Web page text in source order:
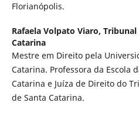
Florianópolis.
Rafaela Volpato Viaro, Tribunal
Catarina
Mestre em Direito pela
Catarina. Professora da Escola
Catarina e Juíza de Direito do
de Santa Catarina.